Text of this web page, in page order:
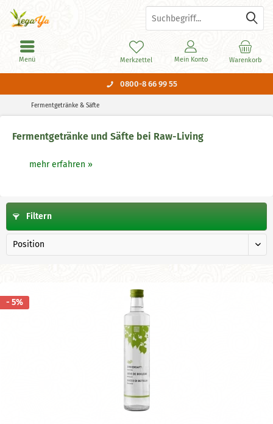
0800-8 66 99 55
Warenkorb
Merkzettel Mein Konto
Menü
Fermentgetränke & Säfte
Fermentgetränke und Säfte bei Raw-Living
mehr erfahren »
Filtern
- 5%